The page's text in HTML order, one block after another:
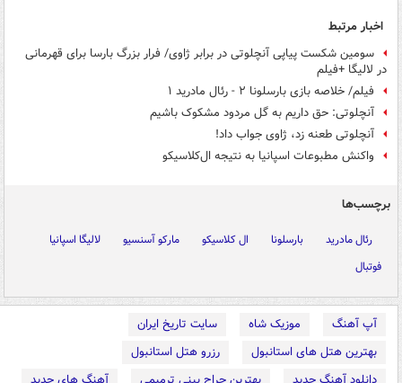
اخبار مرتبط
سومین شکست پیاپی آنچلوتی در برابر ژاوی/ فرار بزرگ بارسا برای قهرمانی
در لالیگا +فیلم
فیلم/ خلاصه بازی بارسلونا ۲ - رئال مادرید ۱
آنچلوتی: حق داریم به گل مردود مشکوک باشیم
آنچلوتی طعنه زد، ژاوی جواب داد!
واکنش مطبوعات اسپانیا به نتیجه ال‌کلاسیکو
برچسب‌ها
رئال مادرید بارسلونا ال کلاسیکو مارکو آسنسیو
لالیگا اسپانیا
فوتبال
آپ آهنگ موزیک شاه
سایت تاریخ ایران
بهترین هتل های استانبول
رزرو هتل استانبول